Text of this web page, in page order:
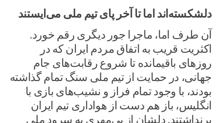
دلشکسته‌اند اما تا آخر پای تیم ملی می‌ایستند
آن طرف اما، ماجرا جور دیگری رقم خورد.
اکثریت قریب به اتفاق مردم ایران که در
روزهای باقیمانده تا شروع رقابت‌های جام
جهانی، در حمایت از تیم ملی سنگ تمام گذاشته
بودند، با وجود تمام فراز و نشیب‌های بازی با
انگلیس، باز هم دست از هواداری تیم ایران
برنداشتند. دلشان از بی‌مهری به سرود ملی